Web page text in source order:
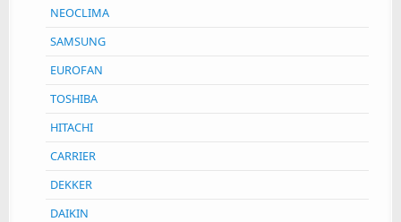
NEOCLIMA
SAMSUNG
EUROFAN
TOSHIBA
HITACHI
CARRIER
DEKKER
DAIKIN